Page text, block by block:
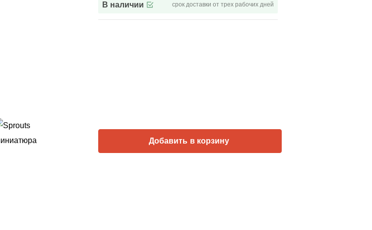
В наличии срок доставки от трех рабочих дней
Добавить в корзину